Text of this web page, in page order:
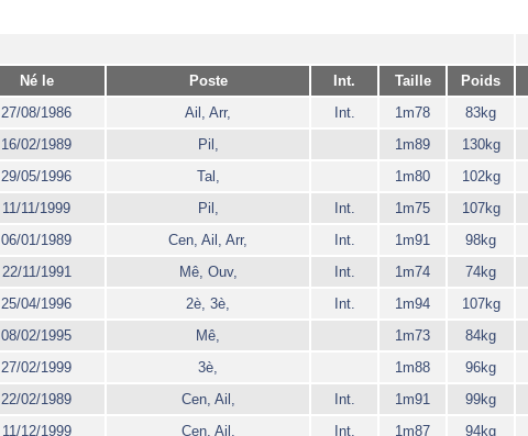
Né le Poste Int. Taille Poids
27/08/1986 Ail, Arr, Int. 1m78 83kg
16/02/1989 Pil, 1m89 130kg
29/05/1996 Tal, 1m80 102kg
11/11/1999 Pil, Int. 1m75 107kg
06/01/1989 Cen, Ail, Arr, Int. 1m91 98kg
22/11/1991 Mê, Ouv, Int. 1m74 74kg
25/04/1996 2è, 3è, Int. 1m94 107kg
08/02/1995 Mê, 1m73 84kg
27/02/1999 3è, 1m88 96kg
22/02/1989 Cen, Ail, Int. 1m91 99kg
11/12/1999 Cen, Ail, Int. 1m87 94kg